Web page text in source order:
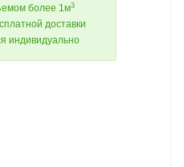
более 1м3
доставки
индивидуально